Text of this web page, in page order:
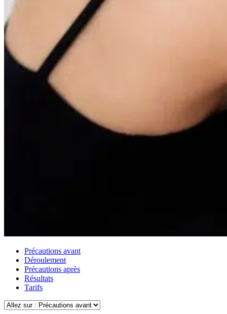
Précautions avant
Déroulement
Précautions après
Résultats
Tarifs